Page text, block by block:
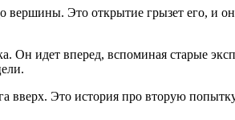
Это открытие грызет его, и он
Он идет вперед, вспоминая старые
вверх. Это история про вторую